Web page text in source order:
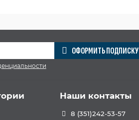
ОФОРМИТЬ ПОДПИСКУ
Наши контакты
8 (351)242-53-57